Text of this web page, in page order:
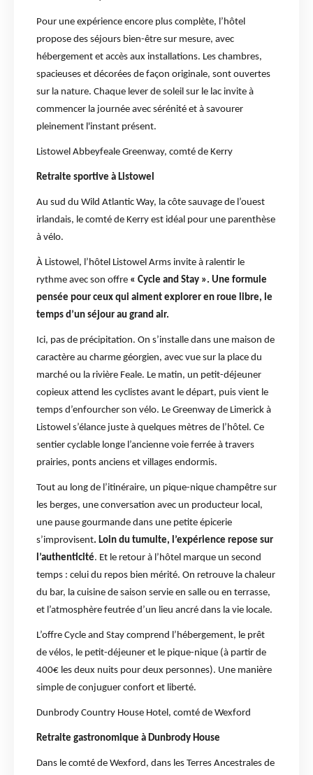
Pour une expérience encore plus complète, l’hôtel
propose des séjours bien-être sur mesure, avec
hébergement et accès aux installations. Les chambres,
spacieuses et décorées de façon originale, sont ouvertes
sur la nature. Chaque lever de soleil sur le lac invite à
commencer la journée avec sérénité et à savourer
pleinement l'instant présent.
Listowel Abbeyfeale Greenway, comté de Kerry
Retraite sportive à Listowel
Au sud du Wild Atlantic Way, la côte sauvage de l’ouest
irlandais, le comté de Kerry est idéal pour une parenthèse
à vélo.
À Listowel, l’hôtel Listowel Arms invite à ralentir le
rythme avec son offre « Cycle and Stay ». Une formule
pensée pour ceux qui aiment explorer en roue libre, le
temps d’un séjour au grand air.
Ici, pas de précipitation. On s’installe dans une maison de
caractère au charme géorgien, avec vue sur la place du
marché ou la rivière Feale. Le matin, un petit-déjeuner
copieux attend les cyclistes avant le départ, puis vient le
temps d’enfourcher son vélo. Le Greenway de Limerick à
Listowel s’élance juste à quelques mètres de l’hôtel. Ce
sentier cyclable longe l’ancienne voie ferrée à travers
prairies, ponts anciens et villages endormis.
Tout au long de l’itinéraire, un pique-nique champêtre sur
les berges, une conversation avec un producteur local,
une pause gourmande dans une petite épicerie
s’improvisent. Loin du tumulte, l’expérience repose sur
l’authenticité. Et le retour à l’hôtel marque un second
temps : celui du repos bien mérité. On retrouve la chaleur
du bar, la cuisine de saison servie en salle ou en terrasse,
et l’atmosphère feutrée d’un lieu ancré dans la vie locale.
L’offre Cycle and Stay comprend l’hébergement, le prêt
de vélos, le petit-déjeuner et le pique-nique (à partir de
400€ les deux nuits pour deux personnes). Une manière
simple de conjuguer confort et liberté.
Dunbrody Country House Hotel, comté de Wexford
Retraite gastronomique à Dunbrody House
Dans le comté de Wexford, dans les Terres Ancestrales de